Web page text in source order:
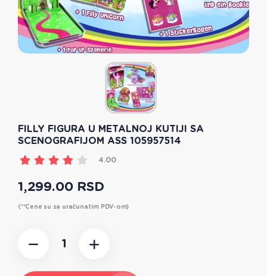
FILLY FIGURA U METALNOJ KUTIJI SA
SCENOGRAFIJOM ASS 105957514
4.00
1,299.00 RSD
(**Cene su sa uračunatim PDV-om)